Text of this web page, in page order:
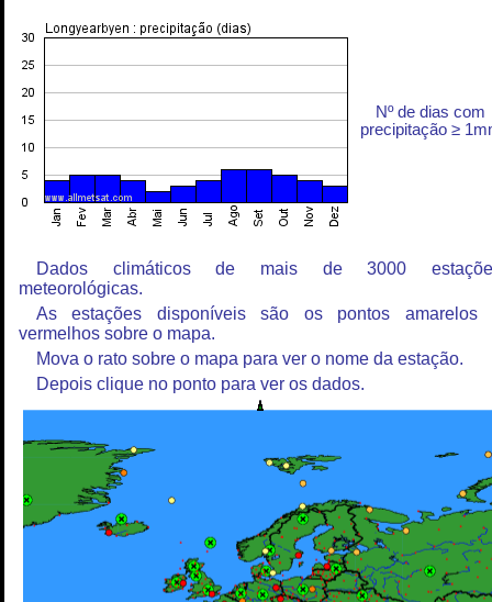
Nº de dias com
precipitação ≥
Dados climáticos de mais de 3000
meteorológicas.
As estações disponíveis são os pontos amarelos
vermelhos sobre o mapa.
Mova o rato sobre o mapa para ver o nome da estação.
Depois clique no ponto para ver os dados.